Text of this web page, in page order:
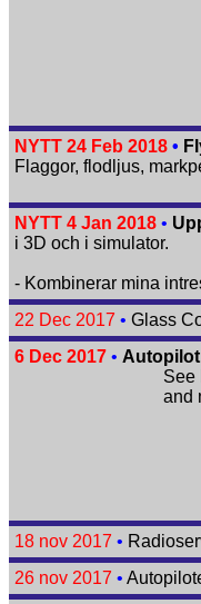
NYTT 24 Feb 2018 •
Flaggor, flodljus,
NYTT 4 Jan 2018 •
i 3D och i simulator.
- Kombinerar mina
22 Dec 2017 • Glass
6 Dec 2017 •
See
and
18 nov 2017 •
26 nov 2017 •